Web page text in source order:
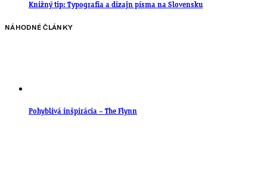
Knižný tip: Typografia a dizajn písma na Slovensku
NÁHODNÉ ČLÁNKY
Pohyblivá inšpirácia – The Flynn